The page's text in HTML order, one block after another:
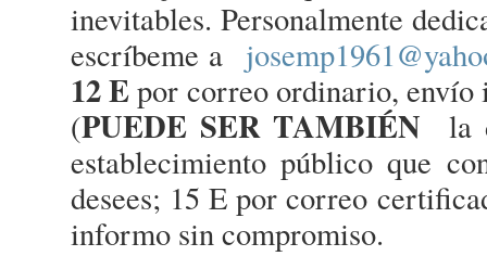
inevitables. Personalmente
escríbeme a
12 Epor correo ordinario,
(PUEDE SER TAMBIÉN la
establecimiento público que
desees; 15 E por correo
informo sin compromiso.